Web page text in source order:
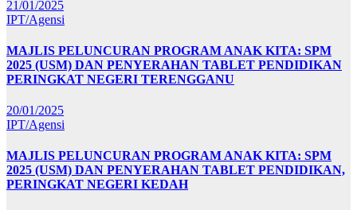
21/01/2025
IPT/Agensi
MAJLIS PELUNCURAN PROGRAM ANAK KITA: SPM
2025 (USM) DAN PENYERAHAN TABLET PENDIDIKAN
PERINGKAT NEGERI TERENGGANU
20/01/2025
IPT/Agensi
MAJLIS PELUNCURAN PROGRAM ANAK KITA: SPM
2025 (USM) DAN PENYERAHAN TABLET PENDIDIKAN,
PERINGKAT NEGERI KEDAH